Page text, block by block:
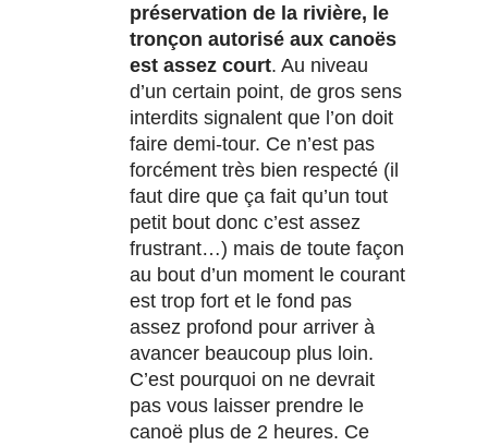
préservation de la rivière, le
tronçon autorisé aux canoës
est assez court. Au niveau
d’un certain point, de gros sens
interdits signalent que l’on doit
faire demi-tour. Ce n’est pas
forcément très bien respecté (il
faut dire que ça fait qu’un tout
petit bout donc c’est assez
frustrant…) mais de toute façon
au bout d’un moment le courant
est trop fort et le fond pas
assez profond pour arriver à
avancer beaucoup plus loin.
C’est pourquoi on ne devrait
pas vous laisser prendre le
canoë plus de 2 heures. Ce